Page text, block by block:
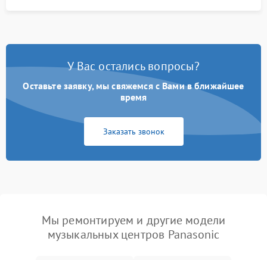
У Вас остались вопросы?
Оставьте заявку, мы свяжемся с Вами в ближайшее
время
Заказать звонок
Мы ремонтируем и другие модели
музыкальных центров Panasonic